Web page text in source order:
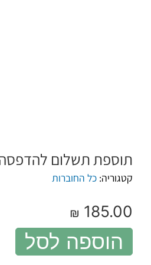
תוספת תשלום
קטגוריה:כל החוברות
₪ 185.00
הוספה לסל